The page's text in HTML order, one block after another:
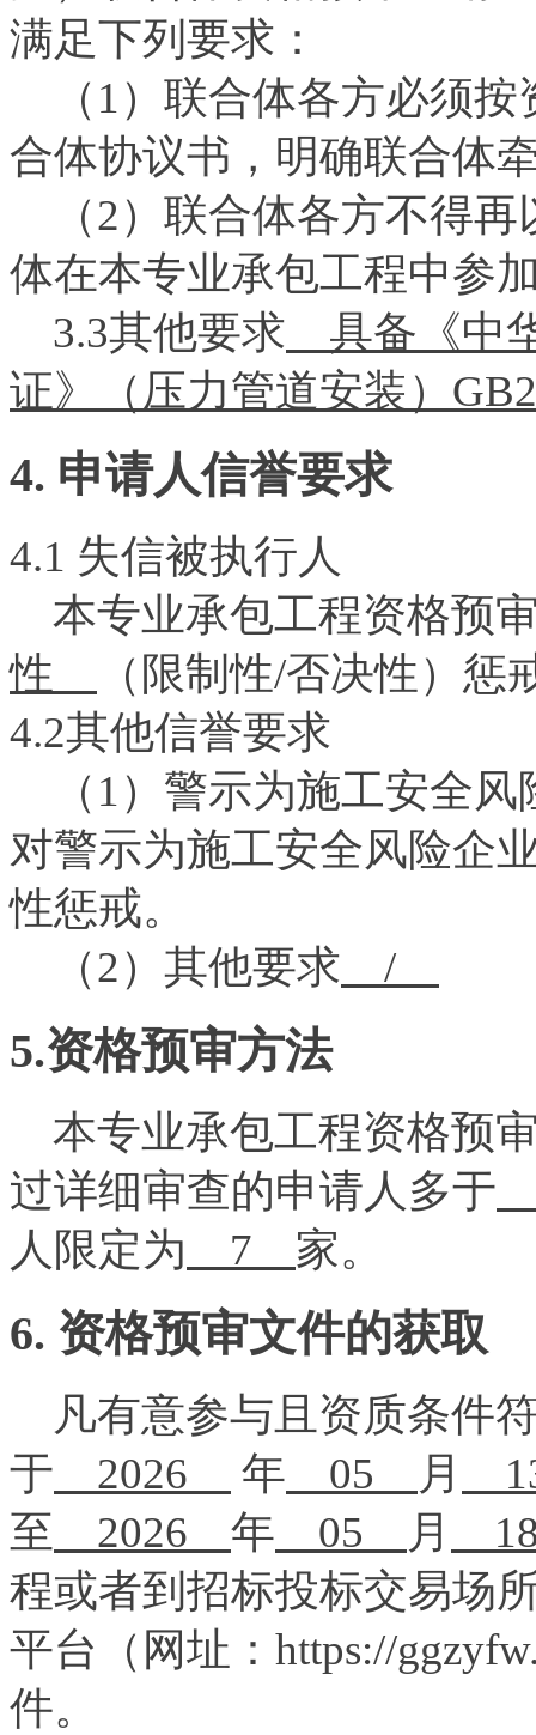
满足下列要求：
（1）联合体各方必须按
合体协议书，明确联合体
（2）联合体各方不得再
体在本专业承包工程中参
3.3其他要求 具备《中
证》（压力管道安装）
4. 申请人信誉要求
4.1 失信被执行人
本专业承包工程资格预
性
（限制性/否决性）惩
4.2其他信誉要求
（1）警示为施工安全风
对警示为施工安全风险企
性惩戒。
（2）其他要求 /
5.资格预审方法
本专业承包工程资格预
过详细审查的申请人多于
人限定为 7 家。
6. 资格预审文件的获取
凡有意参与且资质条件
于 2026 年 05 月
至 2026 年 05 月
程或者到招标投标交易场
平台（网址：https://
件。